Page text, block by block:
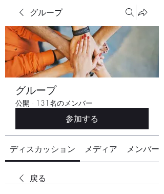
グループ
グループ
公開 · 131名のメンバー
参加する
ディスカッション メディア メンバー
戻る